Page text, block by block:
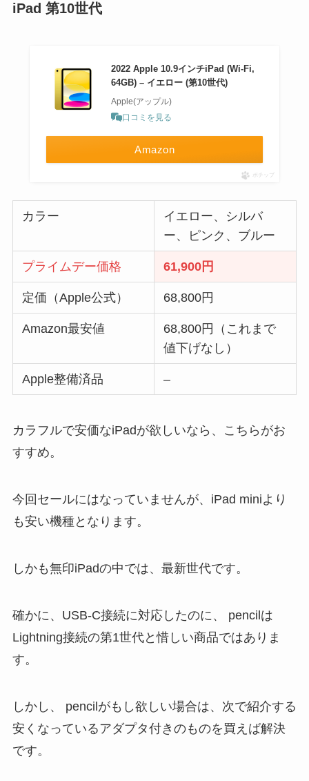
iPad 第10世代
2022 Apple 10.9インチiPad (Wi-Fi,
64GB) – イエロー (第10世代)
Apple(アップル)
口コミを見る
Amazon
ポチップ
カラー
イエロー、シルバ
ー、ピンク、ブルー
プライムデー価格 61,900 円
定価（Apple公式） 68,800円
Amazon最安値
68,800円（これまで
値下げなし）
Apple整備済品 –
カラフルで安価なiPadが欲しいなら、こちらがお
すすめ。
今回セールにはなっていませんが、iPad miniより
も安い機種となります。
しかも無印iPadの中では、最新世代です。
確かに、USB-C接続に対応したのに、 pencilは
Lightning接続の第1世代と惜しい商品ではありま
す。
しかし、 pencilがもし欲しい場合は、次で紹介する
安くなっているアダプタ付きのものを買えば解決
です。